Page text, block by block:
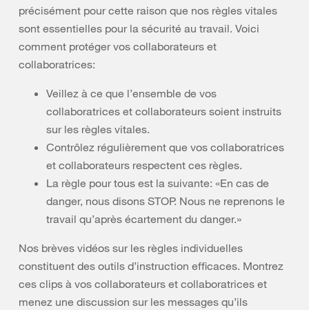
précisément pour cette raison que nos règles vitales
sont essentielles pour la sécurité au travail. Voici
comment protéger vos collaborateurs et
collaboratrices:
Veillez à ce que l’ensemble de vos
collaboratrices et collaborateurs soient instruits
sur les règles vitales.
Contrôlez régulièrement que vos collaboratrices
et collaborateurs respectent ces règles.
La règle pour tous est la suivante: «En cas de
danger, nous disons STOP. Nous ne reprenons le
travail qu’après écartement du danger.»
Nos brèves vidéos sur les règles individuelles
constituent des outils d’instruction efficaces. Montrez
ces clips à vos collaborateurs et collaboratrices et
menez une discussion sur les messages qu’ils